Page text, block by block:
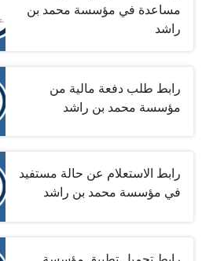
مساعدة في مؤسسة محمد بن
راشد
رابط طلب دفعة مالية من
مؤسسة محمد بن راشد
رابط الاستعلام عن حالة مستفيد
في مؤسسة محمد بن راشد